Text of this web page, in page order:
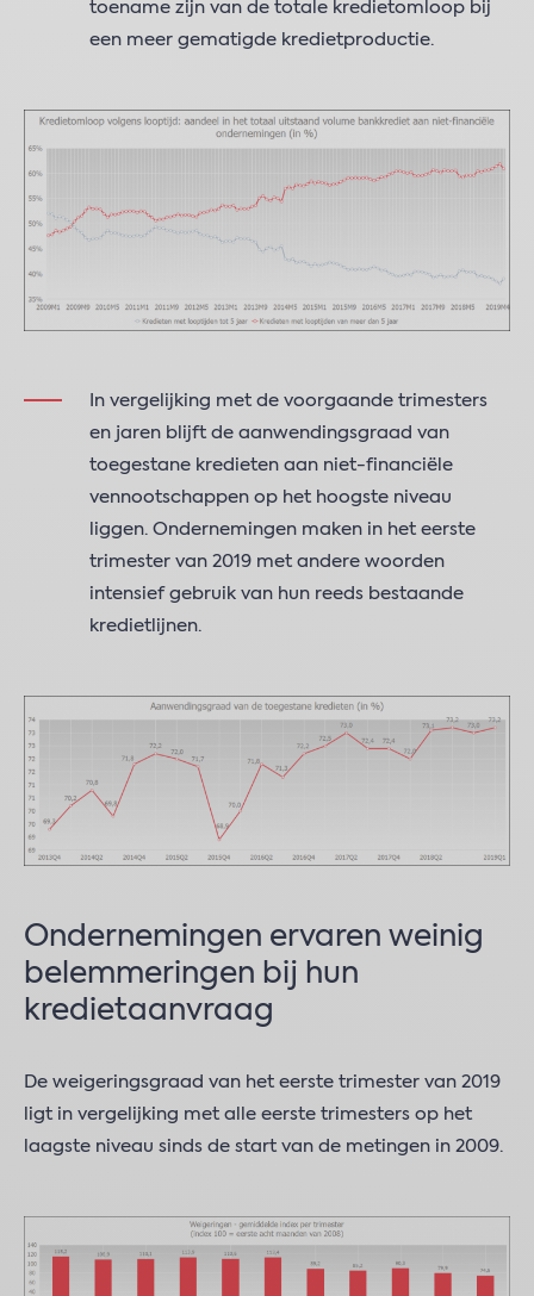
toename zijn van de totale kredietomloop bij
een meer gematigde kredietproductie.
In vergelijking met de voorgaande trimesters
en jaren blijft de aanwendingsgraad van
toegestane kredieten aan niet-financiële
vennootschappen op het hoogste niveau
liggen. Ondernemingen maken in het eerste
trimester van 2019 met andere woorden
intensief gebruik van hun reeds bestaande
kredietlijnen.
Ondernemingen ervaren weinig
belemmeringen bij hun
kredietaanvraag
De weigeringsgraad van het eerste trimester van 2019
ligt in vergelijking met alle eerste trimesters op het
laagste niveau sinds de start van de metingen in 2009.